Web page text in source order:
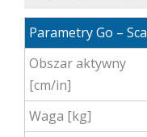
Parametry Go –
Obszar aktywny
[cm/in]
Waga [kg]